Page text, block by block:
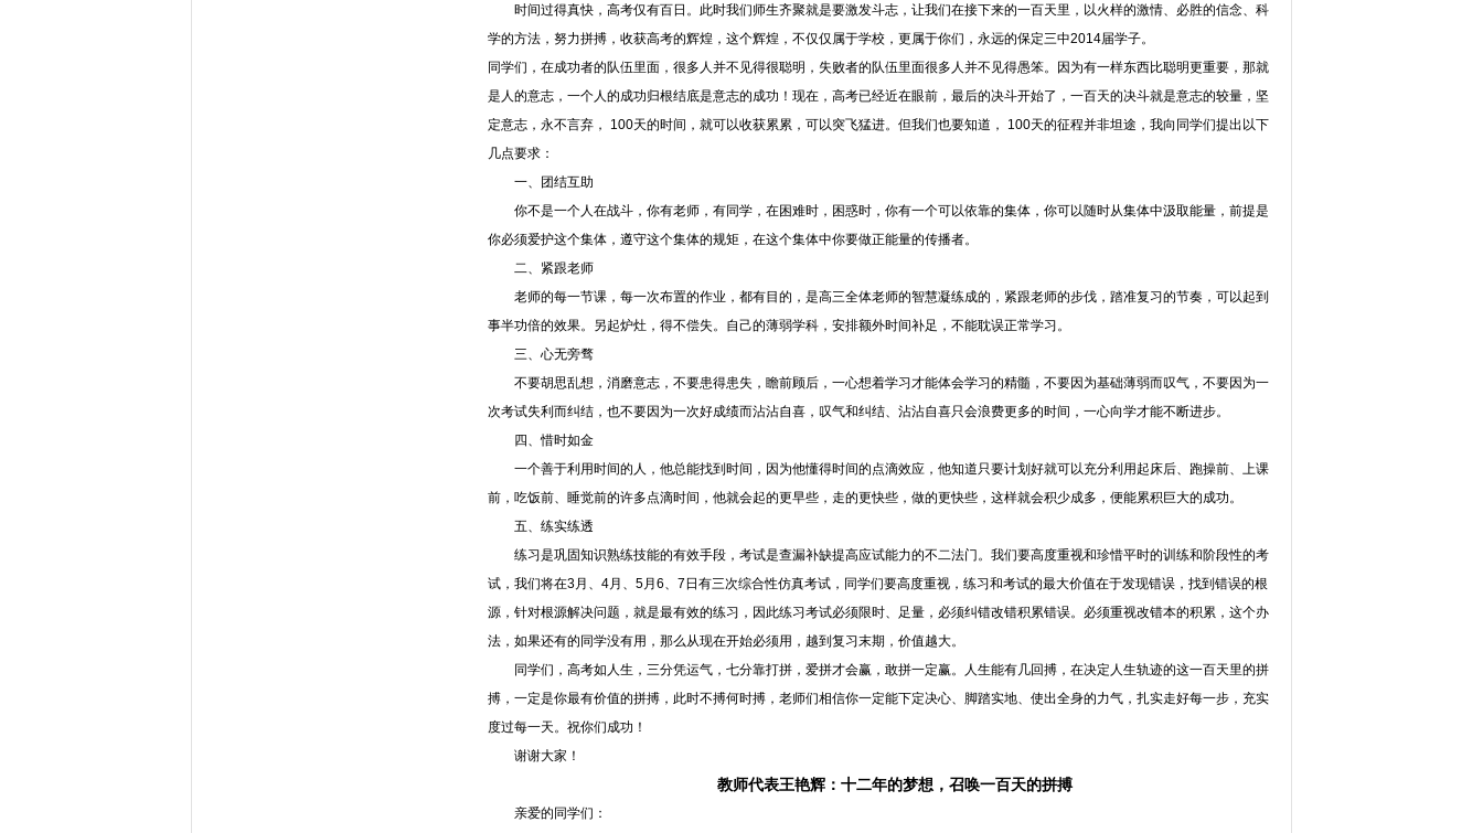
时间过得真快，高考仅有百日。此时我们师生齐聚就是要激发斗志，让我们在接下来的一百天里，以火样的激情、必胜的信念、科
学的方法，努力拼搏，收获高考的辉煌，这个辉煌，不仅仅属于学校，更属于你们，永远的保定三中2014届学子。
同学们，在成功者的队伍里面，很多人并不见得很聪明，失败者的队伍里面很多人并不见得愚笨。因为有一样东西比聪明更重要，那就
是人的意志，一个人的成功归根结底是意志的成功！现在，高考已经近在眼前，最后的决斗开始了，一百天的决斗就是意志的较量，坚
定意志，永不言弃， 100天的时间，就可以收获累累，可以突飞猛进。但我们也要知道， 100天的征程并非坦途，我向同学们提出以下
几点要求：
一、团结互助
你不是一个人在战斗，你有老师，有同学，在困难时，困惑时，你有一个可以依靠的集体，你可以随时从集体中汲取能量，前提是
你必须爱护这个集体，遵守这个集体的规矩，在这个集体中你要做正能量的传播者。
二、紧跟老师
老师的每一节课，每一次布置的作业，都有目的，是高三全体老师的智慧凝练成的，紧跟老师的步伐，踏准复习的节奏，可以起到
事半功倍的效果。另起炉灶，得不偿失。自己的薄弱学科，安排额外时间补足，不能耽误正常学习。
三、心无旁骛
不要胡思乱想，消磨意志，不要患得患失，瞻前顾后，一心想着学习才能体会学习的精髓，不要因为基础薄弱而叹气，不要因为一
次考试失利而纠结，也不要因为一次好成绩而沾沾自喜，叹气和纠结、沾沾自喜只会浪费更多的时间，一心向学才能不断进步。
四、惜时如金
一个善于利用时间的人，他总能找到时间，因为他懂得时间的点滴效应，他知道只要计划好就可以充分利用起床后、跑操前、上课
前，吃饭前、睡觉前的许多点滴时间，他就会起的更早些，走的更快些，做的更快些，这样就会积少成多，便能累积巨大的成功。
五、练实练透
练习是巩固知识熟练技能的有效手段，考试是查漏补缺提高应试能力的不二法门。我们要高度重视和珍惜平时的训练和阶段性的考
试，我们将在3月、4月、5月6、7日有三次综合性仿真考试，同学们要高度重视，练习和考试的最大价值在于发现错误，找到错误的根
源，针对根源解决问题，就是最有效的练习，因此练习考试必须限时、足量，必须纠错改错积累错误。必须重视改错本的积累，这个办
法，如果还有的同学没有用，那么从现在开始必须用，越到复习末期，价值越大。
同学们，高考如人生，三分凭运气，七分靠打拼，爱拼才会赢，敢拼一定赢。人生能有几回搏，在决定人生轨迹的这一百天里的拼
搏，一定是你最有价值的拼搏，此时不搏何时搏，老师们相信你一定能下定决心、脚踏实地、使出全身的力气，扎实走好每一步，充实
度过每一天。祝你们成功！
谢谢大家！
教师代表王艳辉：十二年的梦想，召唤一百天的拼搏
亲爱的同学们：